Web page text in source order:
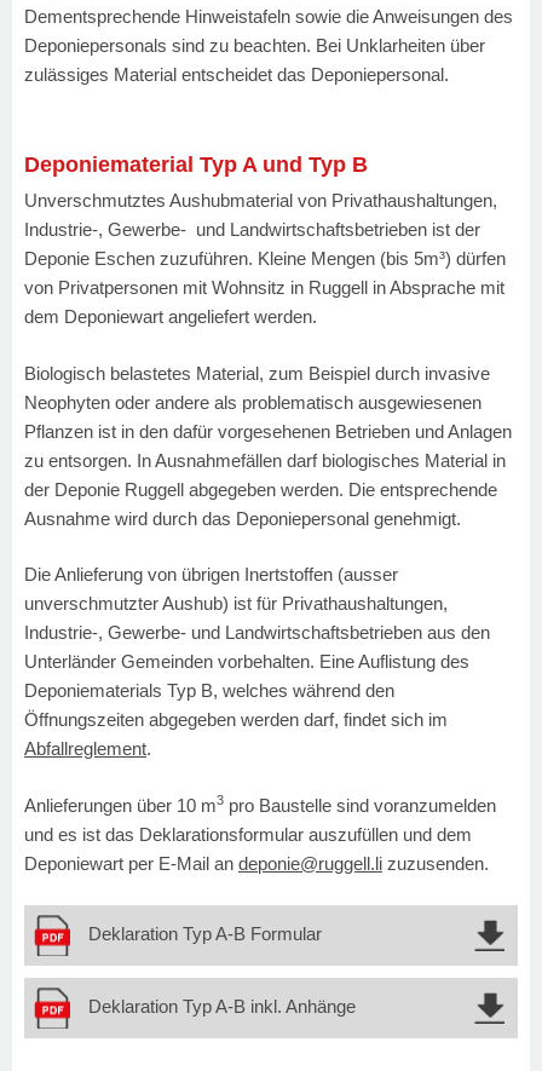
Dementsprechende Hinweistafeln sowie die Anweisungen des
Deponiepersonals sind zu beachten. Bei Unklarheiten über
zulässiges Material entscheidet das Deponiepersonal.
Deponiematerial Typ A und Typ B
Unverschmutztes Aushubmaterial von Privathaushaltungen,
Industrie-, Gewerbe- und Landwirtschaftsbetrieben ist der
Deponie Eschen zuzuführen. Kleine Mengen (bis 5m³) dürfen
von Privatpersonen mit Wohnsitz in Ruggell in Absprache mit
dem Deponiewart angeliefert werden.
Biologisch belastetes Material, zum Beispiel durch invasive
Neophyten oder andere als problematisch ausgewiesenen
Pflanzen ist in den dafür vorgesehenen Betrieben und Anlagen
zu entsorgen. In Ausnahmefällen darf biologisches Material in
der Deponie Ruggell abgegeben werden. Die entsprechende
Ausnahme wird durch das Deponiepersonal genehmigt.
Die Anlieferung von übrigen Inertstoffen (ausser
unverschmutzter Aushub) ist für Privathaushaltungen,
Industrie-, Gewerbe- und Landwirtschaftsbetrieben aus den
Unterländer Gemeinden vorbehalten. Eine Auflistung des
Deponiematerials Typ B, welches während den
Öffnungszeiten abgegeben werden darf, findet sich im
Abfallreglement.
Anlieferungen über 10 m3 pro Baustelle sind voranzumelden
und es ist das Deklarationsformular auszufüllen und dem
Deponiewart per E-Mail an deponie@ruggell.li zuzusenden.
Deklaration Typ A-B Formular
Deklaration Typ A-B inkl. Anhänge